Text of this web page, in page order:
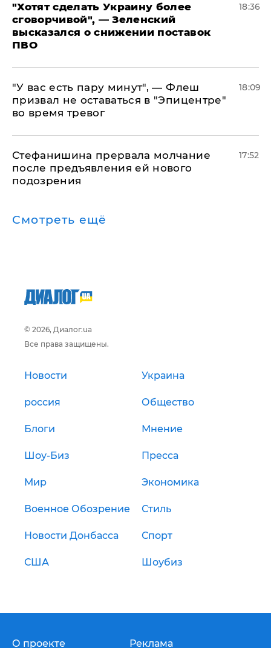
​"Хотят сделать Украину более
сговорчивой", — Зеленский
высказался о снижении поставок
ПВО
18:36
​"У вас есть пару минут", — Флеш
призвал не оставаться в "Эпицентре"
во время тревог
18:09
Стефанишина прервала молчание
после предъявления ей нового
подозрения
17:52
Смотреть ещё
© 2026, Диалог.ua
Все права защищены.
Новости Украина
россия Общество
Блоги Мнение
Шоу-Биз Пресса
Мир Экономика
Военное Обозрение Стиль
Новости Донбасса Спорт
США Шоубиз
О проекте Реклама